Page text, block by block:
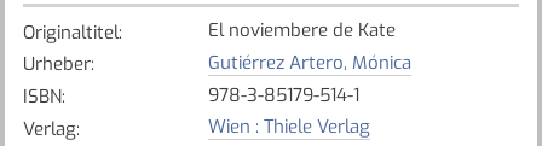
Originaltitel:
El noviembere de Kate
Urheber:
Gutiérrez Artero, Mónica
ISBN:
978-3-85179-514-1
Verlag:
Wien : Thiele Verlag